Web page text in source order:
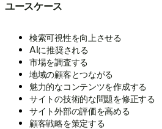
ユースケース
検索可視性を向上させる
AIに推奨される
市場を調査する
地域の顧客とつながる
魅力的なコンテンツを作成する
サイトの技術的な問題を修正する
サイト外部の評価を高める
顧客戦略を策定する